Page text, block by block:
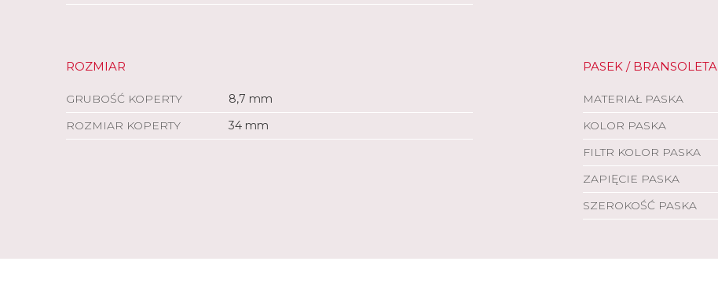
ROZMIAR
GRUBOŚĆ KOPERTY
8,7 mm
ROZMIAR KOPERTY
34 mm
PASEK / BRANSOLETA
MATERIAŁ PASKA
KOLOR PASKA
FILTR KOLOR PASKA
ZAPIĘCIE PASKA
SZEROKOŚĆ PASKA